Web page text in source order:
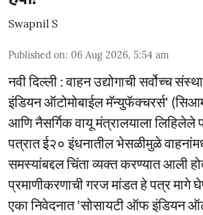
Swapnil S
Published on: 06 Aug 2026, 5:54 am
नवी दिल्ली : वाहन उद्योगाची सर्वोच्च
इंडियन ऑटोमोबाईल मॅन्युफॅक्चरर्स'
आणि नैसर्गिक वायू मंत्रालयाला
पत्रात ई२० इंधनातील भेसळीमुळे
समस्यांबद्दल चिंता व्यक्त करण्यात आली
प्रमाणीकरणाची गरज मांडत हे पत्र मागे
एका निवेदनात 'सोसायटी ऑफ इंडियन